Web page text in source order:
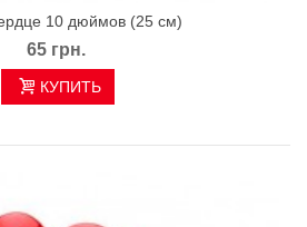
10 дюймов (25 см)
65 грн.
КУПИТЬ